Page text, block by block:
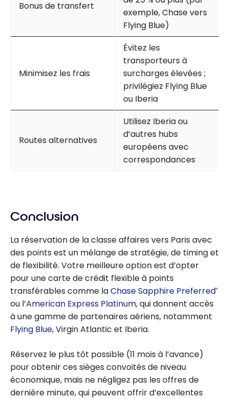
Bonus de transfert
exemple, Chase vers
Flying Blue)
Minimisez les frais
Évitez les
transporteurs à
surcharges élevées ;
privilégiez Flying Blue
ou Iberia
Routes alternatives
Utilisez Iberia ou
d’autres hubs
européens avec
correspondances
Conclusion
La réservation de la classe affaires vers Paris avec
des points est un mélange de stratégie, de timing et
de flexibilité. Votre meilleure option est d’opter
pour une carte de crédit flexible à points
transférables comme laChase Sapphire Preferred®
ou l’American Express Platinum, qui donnent accès
à une gamme de partenaires aériens, notamment
Flying Blue, Virgin Atlantic et Iberia.
Réservez le plus tôt possible (11 mois à l’avance)
pour obtenir ces sièges convoités de niveau
économique, mais ne négligez pas les offres de
dernière minute, qui peuvent offrir d’excellentes